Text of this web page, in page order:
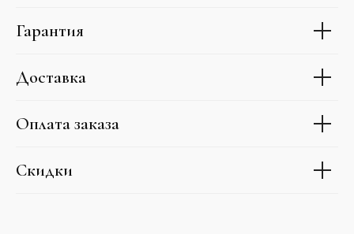
Гарантия
Доставка
Оплата заказа
Скидки